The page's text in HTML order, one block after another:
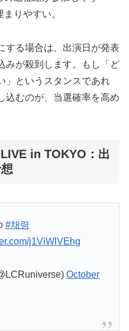
りやすい。
する場合は、出演日が発表
みが殺到します。もし「ど
」というスタンスであれ
込むのが、当選確率を高め
in TOKYO：出
#채령
j1ViWlVEhg
October